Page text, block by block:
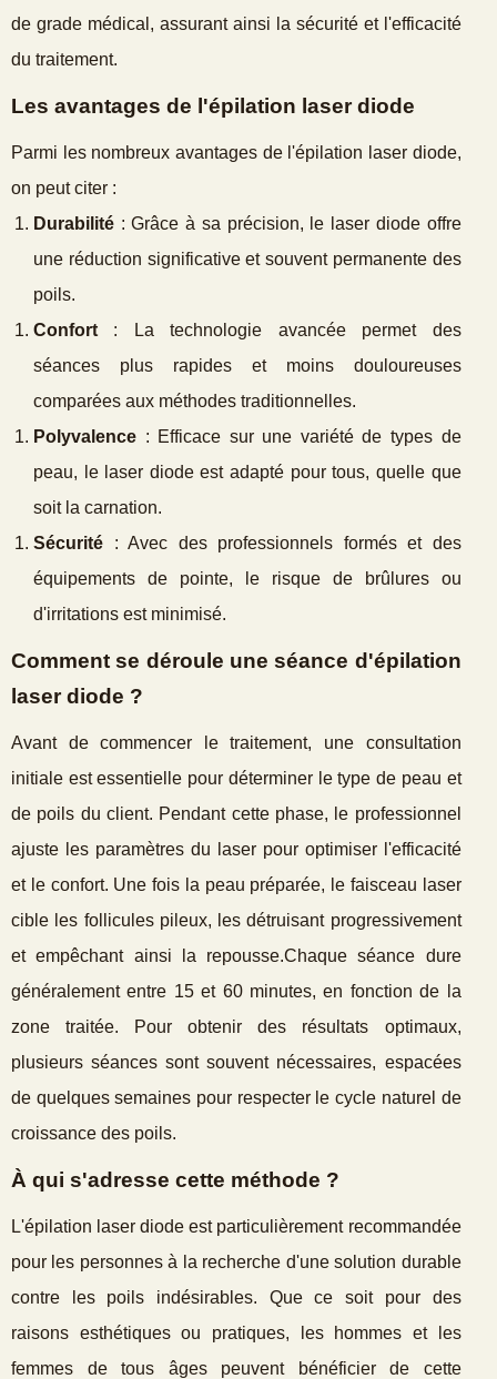
de grade médical, assurant ainsi la sécurité et l'efficacité
du traitement.
Les avantages de l'épilation laser diode
Parmi les nombreux avantages de l'épilation laser diode,
on peut citer :
Durabilité : Grâce à sa précision, le laser diode offre
une réduction significative et souvent permanente des
poils.
Confort : La technologie avancée permet des
séances plus rapides et moins douloureuses
comparées aux méthodes traditionnelles.
Polyvalence : Efficace sur une variété de types de
peau, le laser diode est adapté pour tous, quelle que
soit la carnation.
Sécurité : Avec des professionnels formés et des
équipements de pointe, le risque de brûlures ou
d'irritations est minimisé.
Comment se déroule une séance d'épilation
laser diode ?
Avant de commencer le traitement, une consultation
initiale est essentielle pour déterminer le type de peau et
de poils du client. Pendant cette phase, le professionnel
ajuste les paramètres du laser pour optimiser l'efficacité
et le confort. Une fois la peau préparée, le faisceau laser
cible les follicules pileux, les détruisant progressivement
et empêchant ainsi la repousse.Chaque séance dure
généralement entre 15 et 60 minutes, en fonction de la
zone traitée. Pour obtenir des résultats optimaux,
plusieurs séances sont souvent nécessaires, espacées
de quelques semaines pour respecter le cycle naturel de
croissance des poils.
À qui s'adresse cette méthode ?
L'épilation laser diode est particulièrement recommandée
pour les personnes à la recherche d'une solution durable
contre les poils indésirables. Que ce soit pour des
raisons esthétiques ou pratiques, les hommes et les
femmes de tous âges peuvent bénéficier de cette